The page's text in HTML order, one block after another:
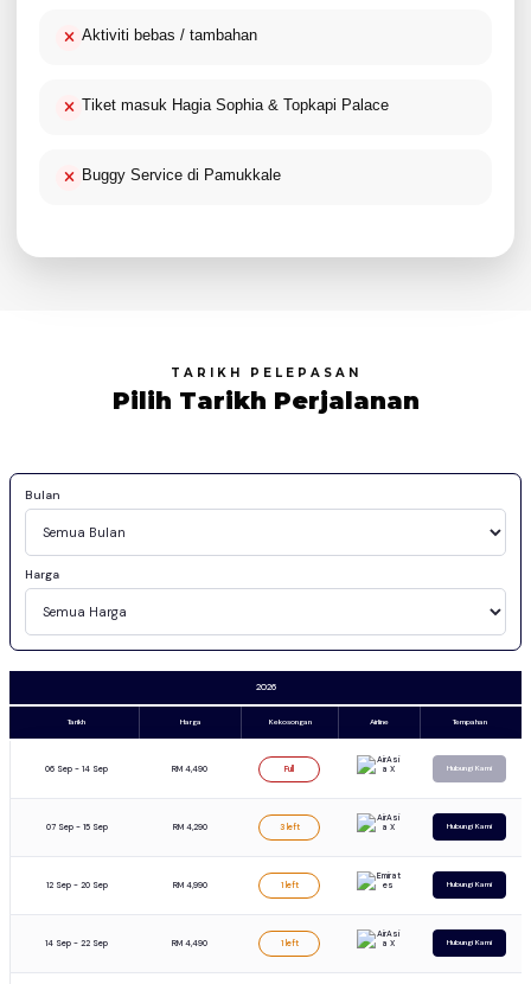
Aktiviti bebas / tambahan
Tiket masuk Hagia Sophia & Topkapi Palace
Buggy Service di Pamukkale
TARIKH PELEPASAN
Pilih Tarikh Perjalanan
Bulan
Harga
2026
Tarikh Harga Kekosongan Airline Tempahan
06 Sep - 14 Sep RM 4,490 Full Hubungi Kami
07 Sep - 15 Sep RM 4,290 3 left Hubungi Kami
12 Sep - 20 Sep RM 4,990 1 left Hubungi Kami
14 Sep - 22 Sep RM 4,490 1 left Hubungi Kami